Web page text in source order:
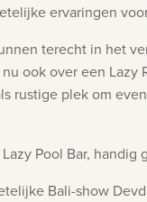
ervaringen
terecht in het
ook over een
rustige plek om
Pool Bar,
Bali-show